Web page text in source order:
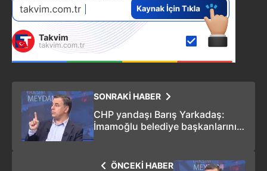
SONRAKİ HABER
CHP yandaşı Barış Yarkadaş:
İmamoğlu belediye başkanlarını
ÖNCEKİ HABER